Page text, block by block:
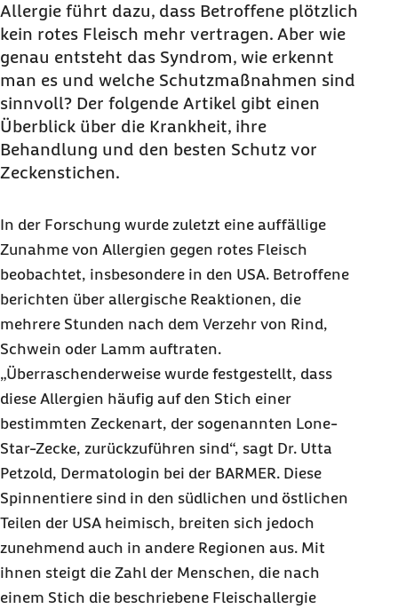
Allergie führt dazu, dass Betroffene plötzlich
kein rotes Fleisch mehr vertragen. Aber wie
genau entsteht das Syndrom, wie erkennt
man es und welche Schutzmaßnahmen sind
sinnvoll? Der folgende Artikel gibt einen
Überblick über die Krankheit, ihre
Behandlung und den besten Schutz vor
Zeckenstichen.
In der Forschung wurde zuletzt eine auffällige
Zunahme von Allergien gegen rotes Fleisch
beobachtet, insbesondere in den USA. Betroffene
berichten über allergische Reaktionen, die
mehrere Stunden nach dem Verzehr von Rind,
Schwein oder Lamm auftraten.
„Überraschenderweise wurde festgestellt, dass
diese Allergien häufig auf den Stich einer
bestimmten Zeckenart, der sogenannten Lone-
Star-Zecke, zurückzuführen sind“, sagt Dr. Utta
Petzold, Dermatologin bei der BARMER. Diese
Spinnentiere sind in den südlichen und östlichen
Teilen der USA heimisch, breiten sich jedoch
zunehmend auch in andere Regionen aus. Mit
ihnen steigt die Zahl der Menschen, die nach
einem Stich die beschriebene Fleischallergie